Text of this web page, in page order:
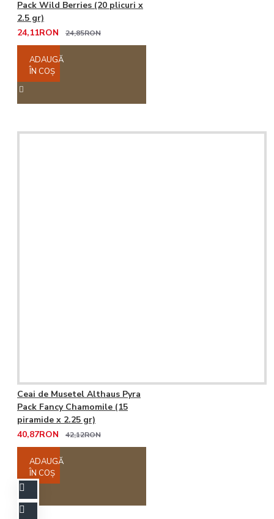
Pack Wild Berries (20 plicuri x
2.5 gr)
24,11RON
24,85RON
ADAUGĂ
ÎN COŞ
Ceai de Musetel Althaus Pyra
Pack Fancy Chamomile (15
piramide x 2.25 gr)
40,87RON
42,12RON
ADAUGĂ
ÎN COŞ